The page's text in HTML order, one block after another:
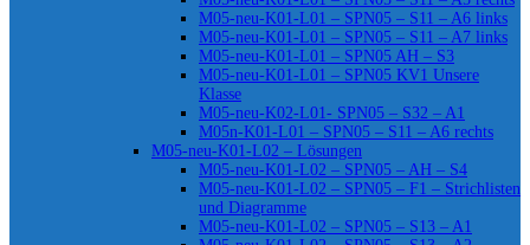
M05-neu-K01-L01 – SPN05 – S11 – A6 links
M05-neu-K01-L01 – SPN05 – S11 – A7 links
M05-neu-K01-L01 – SPN05 AH – S3
M05-neu-K01-L01 – SPN05 KV1 Unsere
Klasse
M05-neu-K02-L01- SPN05 – S32 – A1
M05n-K01-L01 – SPN05 – S11 – A6 rechts
M05-neu-K01-L02 – Lösungen
M05-neu-K01-L02 – SPN05 – AH – S4
M05-neu-K01-L02 – SPN05 – F1 – Strichlisten
und Diagramme
M05-neu-K01-L02 – SPN05 – S13 – A1